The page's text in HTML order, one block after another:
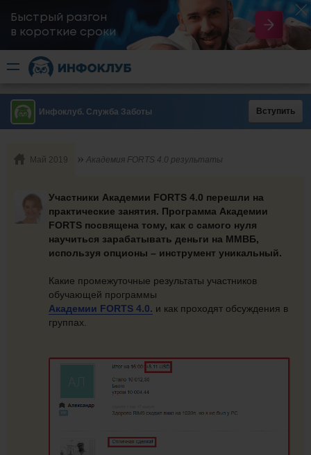
Быстрый разгон
​в короткие сроки
Инфоклуб. Служба Заботы Вступить
Май 2019 Академия FORTS 4.0 результаты
Участники Академии FORTS 4.0 перешли на
практические занятия. Программа Академии
FORTS посвящена тому, как с самого нуля
научиться зарабатывать деньги на ММВБ,
используя опционы – инструмент уникальный.
Какие промежуточные результаты участников
обучающей программы
Академии FORTS 4.0. и как проходят обсуждения в
группах.